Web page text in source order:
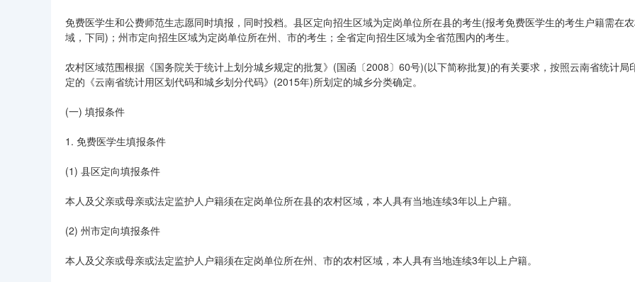
免费医学生和公费师范生志愿同时填报，同时投档。县区定向招生区域为定岗单位所在县的考生(报考免费医学生的考生户籍需在
域，下同)；州市定向招生区域为定岗单位所在州、市的考生；全省定向招生区域为全省范围内的考生。
农村区域范围根据《国务院关于统计上划分城乡规定的批复》(国函〔2008〕60号)(以下简称批复)的有关要求，按照云南省统计局
定的《云南省统计用区划代码和城乡划分代码》(2015年)所划定的城乡分类确定。
(一) 填报条件
1. 免费医学生填报条件
(1) 县区定向填报条件
本人及父亲或母亲或法定监护人户籍须在定岗单位所在县的农村区域，本人具有当地连续3年以上户籍。
(2) 州市定向填报条件
本人及父亲或母亲或法定监护人户籍须在定岗单位所在州、市的农村区域，本人具有当地连续3年以上户籍。